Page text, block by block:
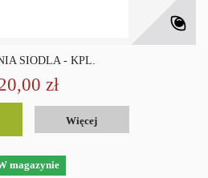
SIODLA - KPL.
zł
Więcej
magazynie